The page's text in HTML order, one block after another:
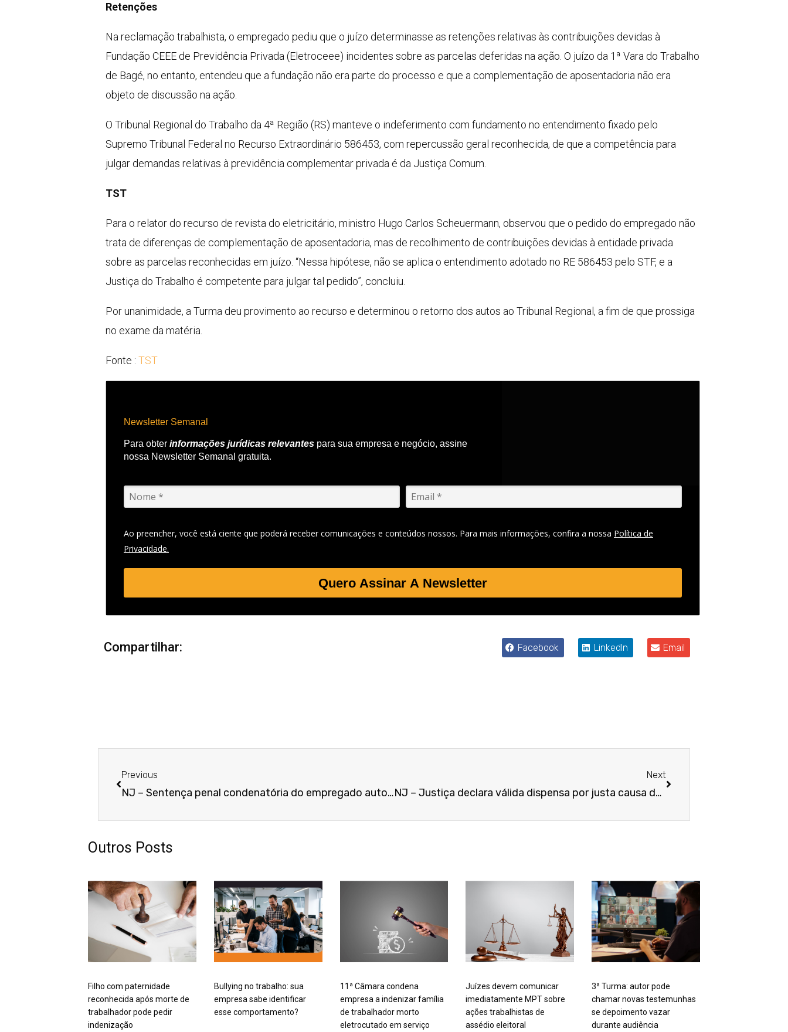
Retenções
Na reclamação trabalhista, o empregado pediu que o juízo determinasse as retenções relativas às contribuições devidas à
Fundação CEEE de Previdência Privada (Eletroceee) incidentes sobre as parcelas deferidas na ação. O juízo da 1ª Vara do Trabalho
de Bagé, no entanto, entendeu que a fundação não era parte do processo e que a complementação de aposentadoria não era
objeto de discussão na ação.
O Tribunal Regional do Trabalho da 4ª Região (RS) manteve o indeferimento com fundamento no entendimento fixado pelo
Supremo Tribunal Federal no Recurso Extraordinário 586453, com repercussão geral reconhecida, de que a competência para
julgar demandas relativas à previdência complementar privada é da Justiça Comum.
TST
Para o relator do recurso de revista do eletricitário, ministro Hugo Carlos Scheuermann, observou que o pedido do empregado não
trata de diferenças de complementação de aposentadoria, mas de recolhimento de contribuições devidas à entidade privada
sobre as parcelas reconhecidas em juízo. “Nessa hipótese, não se aplica o entendimento adotado no RE 586453 pelo STF, e a
Justiça do Trabalho é competente para julgar tal pedido”, concluiu.
Por unanimidade, a Turma deu provimento ao recurso e determinou o retorno dos autos ao Tribunal Regional, a fim de que prossiga
no exame da matéria.
Fonte : TST
Newsletter Semanal
Para obter informações jurídicas relevantes para sua empresa e negócio, assine
nossa Newsletter Semanal gratuita.
Ao preencher, você está ciente que poderá receber comunicações e conteúdos nossos. Para mais informações, confira a nossa Política de
Privacidade.
Quero Assinar A Newsletter
Compartilhar: Facebook LinkedIn Email
Previous
NJ – Sentença penal condenatória do empregado autoriza dispensa por justa causa se não couber mais recurso
Next
NJ – Justiça declara válida dispensa por justa causa de gestante que apresentou atestados médicos falsos
Outros Posts
Filho com paternidade
reconhecida após morte de
trabalhador pode pedir
indenização
Bullying no trabalho: sua
empresa sabe identificar
esse comportamento?
11ª Câmara condena
empresa a indenizar família
de trabalhador morto
eletrocutado em serviço
Juízes devem comunicar
imediatamente MPT sobre
ações trabalhistas de
assédio eleitoral
3ª Turma: autor pode
chamar novas testemunhas
se depoimento vazar
durante audiência